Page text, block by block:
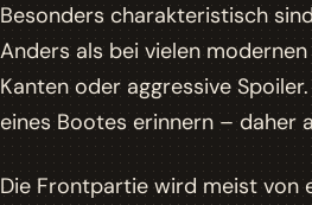
Besonders charakteristisch
Anders als bei vielen
Kanten oder aggressive
eines Bootes erinnern – daher
Die Frontpartie wird meist von